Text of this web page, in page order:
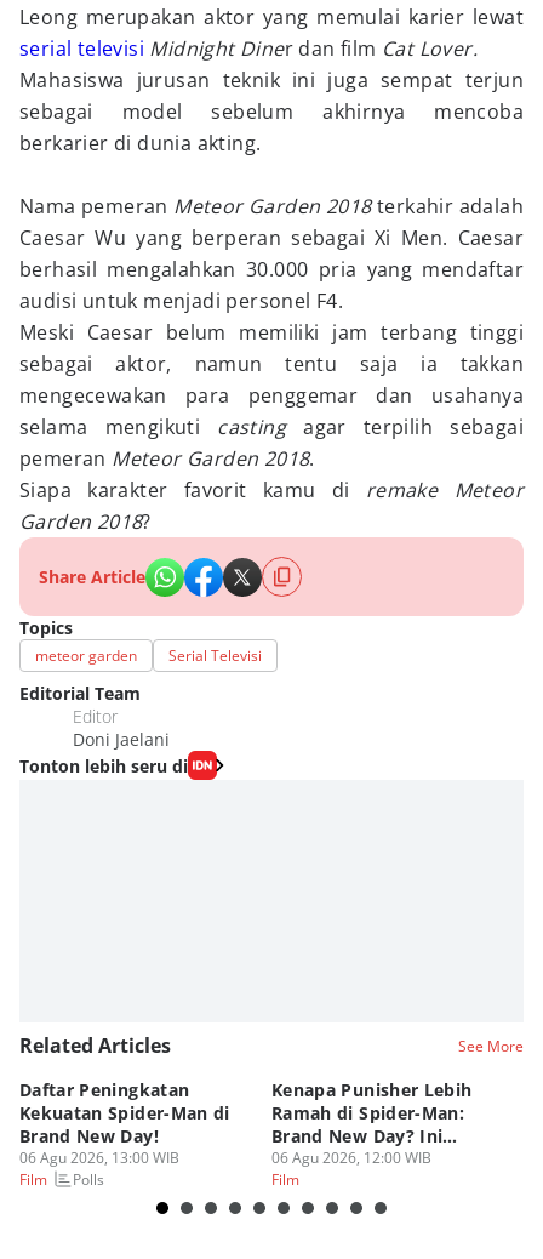
Leong merupakan aktor yang memulai karier lewat
serial televisi Midnight Diner dan film Cat Lover.
Mahasiswa jurusan teknik ini juga sempat terjun
sebagai model sebelum akhirnya mencoba
berkarier di dunia akting.
Nama pemeran Meteor Garden 2018terkahir adalah
Caesar Wu yang berperan sebagai Xi Men. Caesar
berhasil mengalahkan 30.000 pria yang mendaftar
audisi untuk menjadi personel F4.
Meski Caesar belum memiliki jam terbang tinggi
sebagai aktor, namun tentu saja ia takkan
mengecewakan para penggemar dan usahanya
selama mengikuti castingagar terpilih sebagai
pemeran Meteor Garden 2018.
Siapa karakter favorit kamu di remake
Meteor
Garden 2018?
Share Article
Topics
meteor garden Serial Televisi
Editorial Team
Editor
Doni Jaelani
Tonton lebih seru di
Related Articles See More
Daftar Peningkatan
Kekuatan Spider-Man di
Brand New Day!
06 Agu 2026, 13:00 WIB
Film
Polls
Kenapa Punisher Lebih
Ramah di Spider-Man:
Brand New Day? Ini
Teorinya
06 Agu 2026, 12:00 WIB
Film